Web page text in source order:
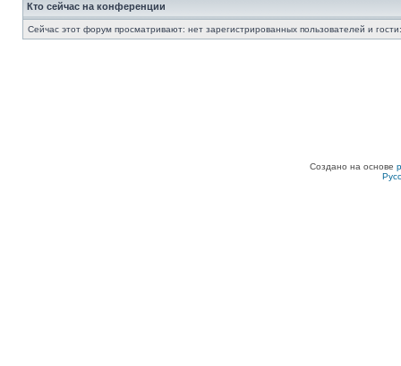
Кто сейчас на конференции
Сейчас этот форум просматривают: нет зарегистрированных пользователей и
Создано на основе